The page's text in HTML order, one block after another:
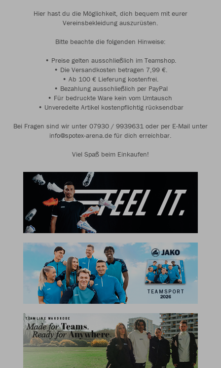
Hier hast du die Möglichkeit, dich bequem mit eurer
Vereinsbekleidung auszurüsten.
Bitte beachte die folgenden Hinweise:
• Preise gelten ausschließlich im Teamshop.
• Die Versandkosten betragen 7,99 €.
• Ab 100 € Lieferung kostenfrei.
• Bezahlung ausschließlich per PayPal
• Für bedruckte Ware kein vom Umtausch
• Unveredelte Artikel kostenpflichtig rücksendbar
Bei Fragen sind wir unter 07930 / 9939631 oder per E-Mail unter
info@spotex-arena.de für dich erreichbar.
Viel Spaß beim Einkaufen!